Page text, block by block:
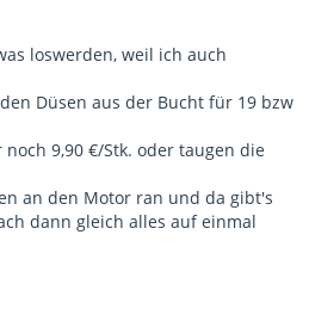
loswerden, weil ich auch
Düsen aus der Bucht für 19 bzw
9,90 €/Stk. oder taugen die
an den Motor ran und da gibt's
dann gleich alles auf einmal